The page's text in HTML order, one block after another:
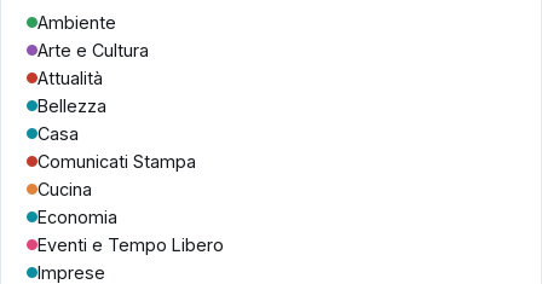
Ambiente
Arte e Cultura
Attualità
Bellezza
Casa
Comunicati Stampa
Cucina
Economia
Eventi e Tempo Libero
Imprese